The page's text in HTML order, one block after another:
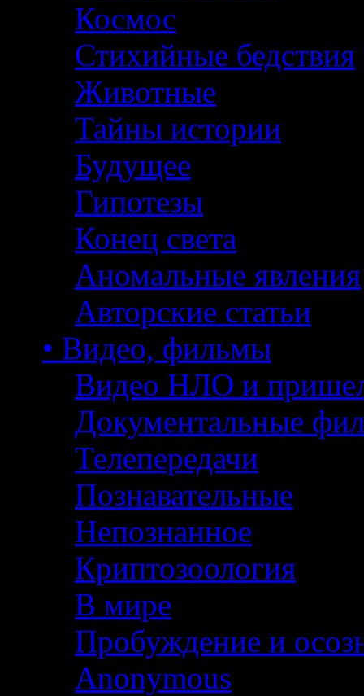
Космос
Стихийные бедствия
Животные
Тайны истории
Будущее
Гипотезы
Конец света
Аномальные явления
Авторские статьи
• Видео, фильмы
Видео НЛО и
Документальные
Телепередачи
Познавательные
Непознанное
Криптозоология
В мире
Пробуждение и
Anonymous